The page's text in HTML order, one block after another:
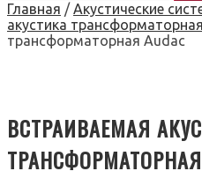
Главная / Акустические
акустика трансформаторная
трансформаторная Audac
ВСТРАИВАЕМАЯ
ТРАНСФОРМАТОРНАЯ